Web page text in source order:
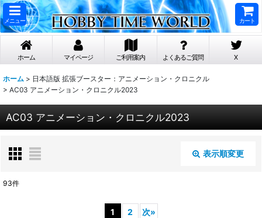
メニュー カート
ホーム マイページ ご利用案内 よくあるご質問 X
ホーム > 日本語版 拡張ブースター：アニメーション・クロニクル
> AC03 アニメーション・クロニクル2023
AC03 アニメーション・クロニクル2023
表示順変更
93件
1 2 次»